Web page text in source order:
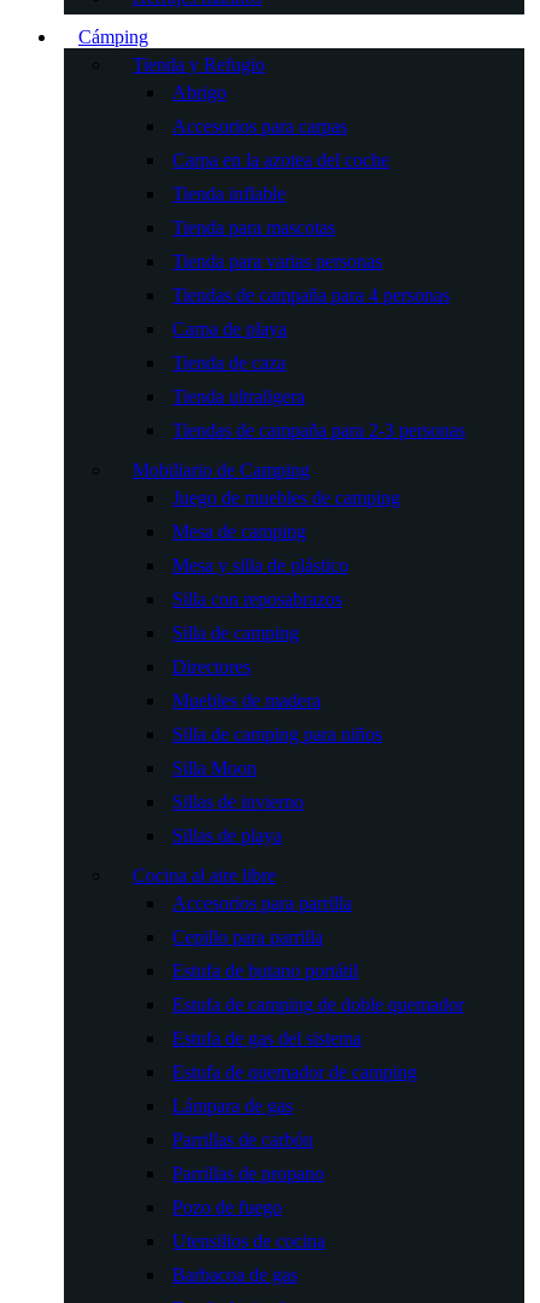
Cámping
Tienda y Refugio
Abrigo
Accesorios para carpas
Carpa en la azotea del coche
Tienda inflable
Tienda para mascotas
Tienda para varias personas
Tiendas de campaña para 4 personas
Carpa de playa
Tienda de caza
Tienda ultraligera
Tiendas de campaña para 2-3 personas
Mobiliario de Camping
Juego de muebles de camping
Mesa de camping
Mesa y silla de plástico
Silla con reposabrazos
Silla de camping
Directores
Muebles de madera
Silla de camping para niños
Silla Moon
Sillas de invierno
Sillas de playa
Cocina al aire libre
Accesorios para parrilla
Cepillo para parrilla
Estufa de butano portátil
Estufa de camping de doble quemador
Estufa de gas del sistema
Estufa de quemador de camping
Lámpara de gas
Parrillas de carbón
Parrillas de propano
Pozo de fuego
Utensilios de cocina
Barbacoa de gas